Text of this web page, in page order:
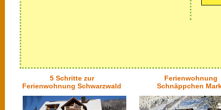
5 Schritte zur
Ferienwohnung Schwarzwald
Ferienwohnung
Schnäppchen